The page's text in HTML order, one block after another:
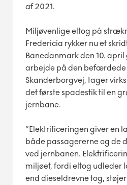
af 2021.
Miljøvenlige eltog på
Fredericia rykker nu et
Banedanmark den 10.
arbejde på den befærdede
Skanderborgvej, tager
det første spadestik til en
jernbane.
”Elektrificeringen giver en
både passagererne og de
ved jernbanen.
miljøet, fordi eltog udleder
end dieseldrevne tog,